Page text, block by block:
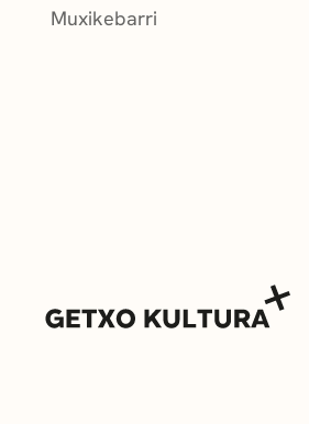
Muxikebarri